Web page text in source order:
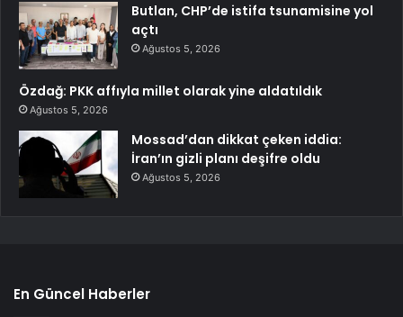
Butlan, CHP’de istifa tsunamisine yol
açtı
Ağustos 5, 2026
Özdağ: PKK affıyla millet olarak yine aldatıldık
Ağustos 5, 2026
Mossad’dan dikkat çeken iddia:
İran’ın gizli planı deşifre oldu
Ağustos 5, 2026
En Güncel Haberler